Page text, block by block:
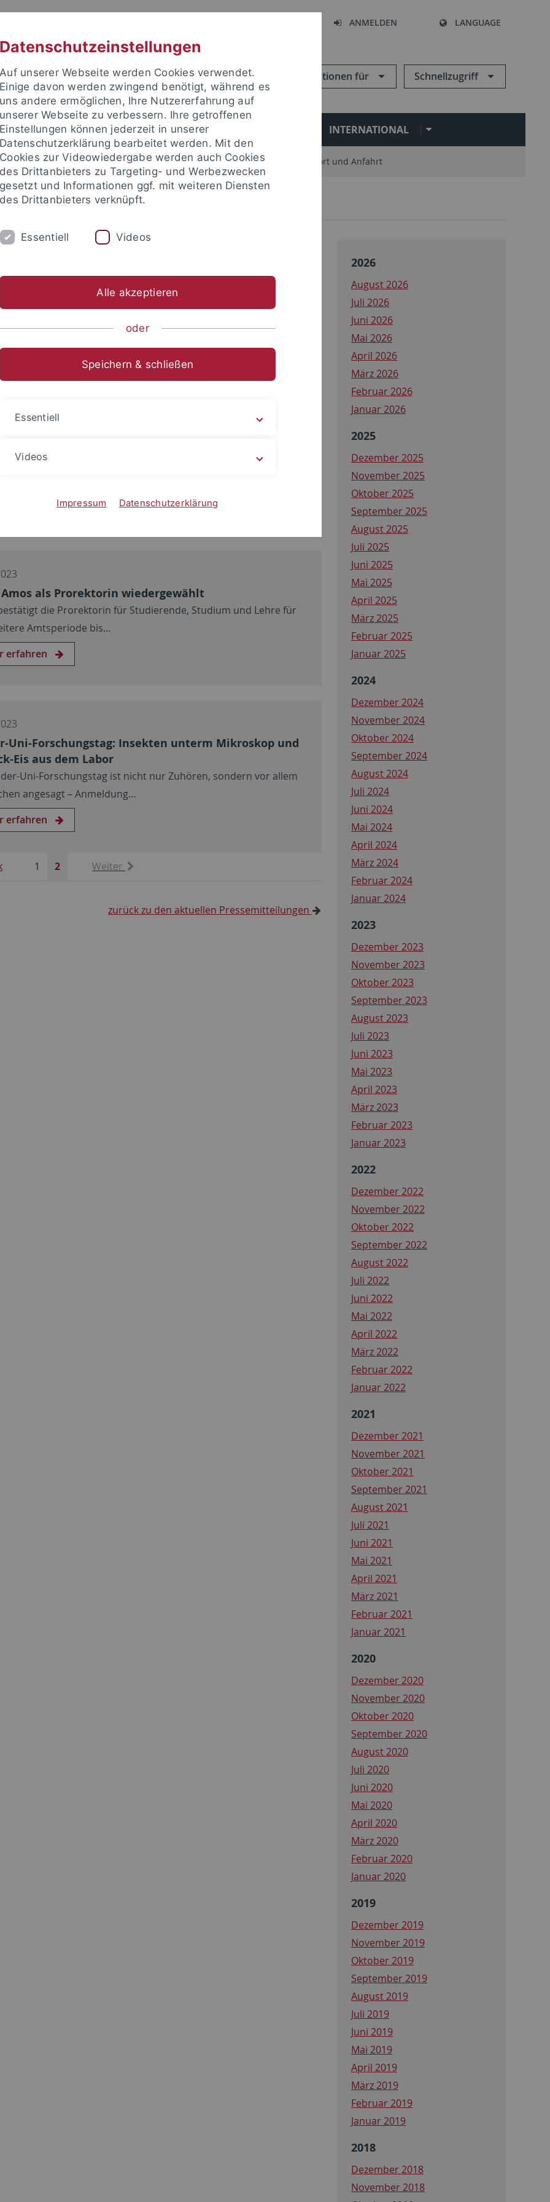
ANMELDEN LANGUAGE
Informationen für Schnellzugriff
STUDIUM FORSCHUNG EINRICHTUNGEN INTERNATIONAL
und Publikationen Campusleben Im Dialog Karriere Standort und Anfahrt
und Publikationen Pressemitteilungen
- Archiv
der Universität Tübingen untersucht die
als Prorektorin wiedergewählt
die Prorektorin für Studierende, Studium und Lehre für
Amtsperiode bis…
erfahren
Uni-Forschungstag: Insekten unterm Mikroskop und
Eis aus dem Labor
Uni-Forschungstag ist nicht nur Zuhören, sondern vor allem
angesagt – Anmeldung…
erfahren
1 2 Weiter
zurück zu den aktuellen Pressemitteilungen
2026
August 2026
Juli 2026
Juni 2026
Mai 2026
April 2026
März 2026
Februar 2026
Januar 2026
2025
Dezember 2025
November 2025
Oktober 2025
September 2025
August 2025
Juli 2025
Juni 2025
Mai 2025
April 2025
März 2025
Februar 2025
Januar 2025
2024
Dezember 2024
November 2024
Oktober 2024
September 2024
August 2024
Juli 2024
Juni 2024
Mai 2024
April 2024
März 2024
Februar 2024
Januar 2024
2023
Dezember 2023
November 2023
Oktober 2023
September 2023
August 2023
Juli 2023
Juni 2023
Mai 2023
April 2023
März 2023
Februar 2023
Januar 2023
2022
Dezember 2022
November 2022
Oktober 2022
September 2022
August 2022
Juli 2022
Juni 2022
Mai 2022
April 2022
März 2022
Februar 2022
Januar 2022
2021
Dezember 2021
November 2021
Oktober 2021
September 2021
August 2021
Juli 2021
Juni 2021
Mai 2021
April 2021
März 2021
Februar 2021
Januar 2021
2020
Dezember 2020
November 2020
Oktober 2020
September 2020
August 2020
Juli 2020
Juni 2020
Mai 2020
April 2020
März 2020
Februar 2020
Januar 2020
2019
Dezember 2019
November 2019
Oktober 2019
September 2019
August 2019
Juli 2019
Juni 2019
Mai 2019
April 2019
März 2019
Februar 2019
Januar 2019
2018
Dezember 2018
November 2018
Datenschutzeinstellungen
Auf unserer Webseite werden Cookies verwendet.
Einige davon werden zwingend benötigt, während es
uns andere ermöglichen, Ihre Nutzererfahrung auf
unserer Webseite zu verbessern. Ihre getroffenen
Einstellungen können jederzeit in unserer
Datenschutzerklärung bearbeitet werden. Mit den
Cookies zur Videowiedergabe werden auch Cookies
des Drittanbieters zu Targeting- und Werbezwecken
gesetzt und Informationen ggf. mit weiteren Diensten
des Drittanbieters verknüpft.
Essentiell Videos
Alle akzeptieren
oder
Speichern & schließen
Essentiell
Videos
Impressum Datenschutzerklärung